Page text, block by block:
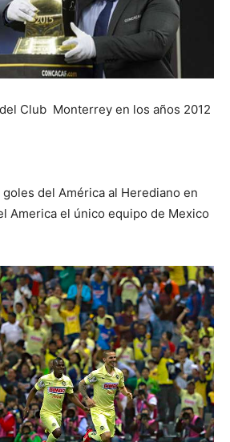
Club Monterrey en los años 2012
del América al Herediano en
America el único equipo de Mexico